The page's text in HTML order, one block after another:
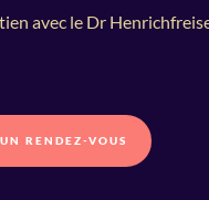
avec le Dr
RENDEZ-VOUS